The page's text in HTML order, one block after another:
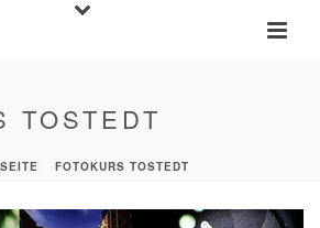
TOSTEDT
FOTOKURS TOSTEDT